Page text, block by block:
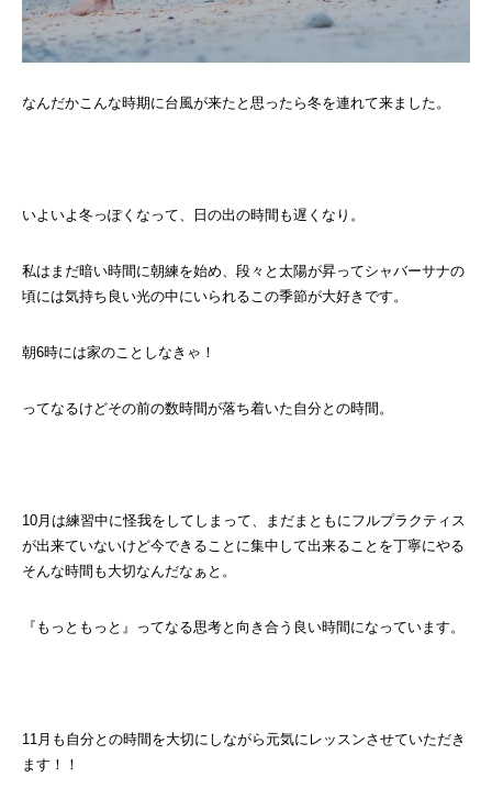
なんだかこんな時期に台風が来たと思ったら冬を連れて来ました。
いよいよ冬っぽくなって、日の出の時間も遅くなり。
私はまだ暗い時間に朝練を始め、段々と太陽が昇ってシャバーサナの
頃には気持ち良い光の中にいられるこの季節が大好きです。
朝6時には家のことしなきゃ！
ってなるけどその前の数時間が落ち着いた自分との時間。
10月は練習中に怪我をしてしまって、まだまともにフルプラクティス
が出来ていないけど今できることに集中して出来ることを丁寧にやる
そんな時間も大切なんだなぁと。
『もっともっと』ってなる思考と向き合う良い時間になっています。
11月も自分との時間を大切にしながら元気にレッスンさせていただき
ます！！